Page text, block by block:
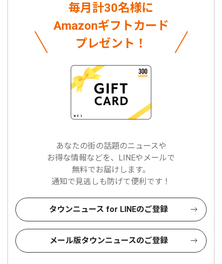
毎月計30名様に
Amazonギフトカード
プレゼント！
あなたの街の話題のニュースや
お得な情報などを、LINEやメールで
無料でお届けします。
通知で見逃しも防げて便利です！
タウンニュース for LINEのご登録
メール版タウンニュースのご登録